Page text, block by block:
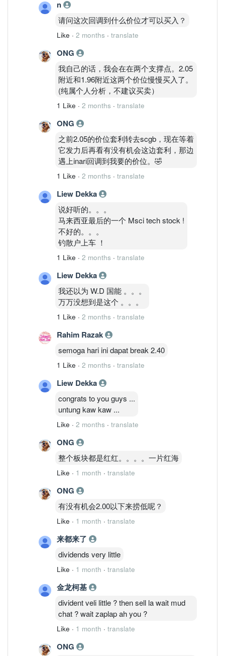
n
请问这次回调到什么价位才可以买入？
Like · 2 months · translate
ONG
我自己的话，我会在在两个支撑点。2.05
附近和1.96附近这两个价位慢慢买入了。
(纯属个人分析，不建议买卖）
1 Like · 2 months · translate
ONG
之前2.05的价位套利转去scgb，现在等着
它发力后再看有没有机会这边套利，那边
遇上inari回调到我要的价位。🤣
1 Like · 2 months · translate
Liew Dekka
说好听的。。。
马来西亚最后的一个 Msci tech stock !
不好的。。。
钓散户上车 ！
1 Like · 2 months · translate
Liew Dekka
我还以为 W.D 国能 。。。
万万没想到是这个 。。。
1 Like · 2 months · translate
Rahim Razak
semoga hari ini dapat break 2.40
1 Like · 2 months · translate
Liew Dekka
congrats to you guys ...
untung kaw kaw ...
Like · 2 months · translate
ONG
整个板块都是红红。。。。一片红海
Like · 1 month · translate
ONG
有没有机会2.00以下来捞低呢？
Like · 1 month · translate
来都来了
dividends very little
Like · 1 month · translate
金龙柯基
divident veli little ? then sell la wait mud
chat ? wait zaplap ah you ?
Like · 1 month · translate
ONG